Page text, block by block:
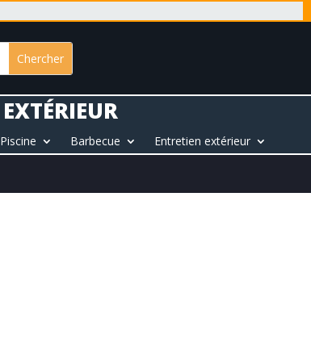
EXTÉRIEUR
Piscine Barbecue Entretien extérieur